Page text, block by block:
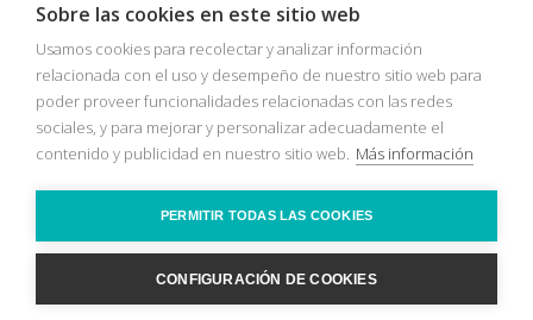
Inicio Catálogos
Nuevos Socios
2026 © Sociedad Cooperativa Coptival Zas VisiónNota legal
Política
Sobre las cookies en este sitio web
Usamos cookies para recolectar y analizar información
relacionada con el uso y desempeño de nuestro sitio web para
poder proveer funcionalidades relacionadas con las redes
sociales, y para mejorar y personalizar adecuadamente el
contenido y publicidad en nuestro sitio web. Más información
PERMITIR TODAS LAS COOKIES
CONFIGURACIÓN DE COOKIES